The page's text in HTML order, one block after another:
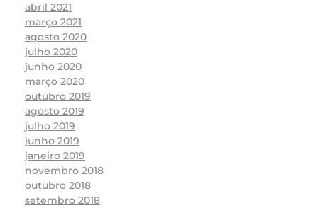
abril 2021
março 2021
agosto 2020
julho 2020
junho 2020
março 2020
outubro 2019
agosto 2019
julho 2019
junho 2019
janeiro 2019
novembro 2018
outubro 2018
setembro 2018